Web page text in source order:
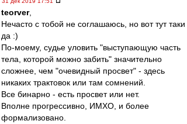
teorver,
Нечасто с тобой не соглашаюсь, но вот тут таки
да :)
По-моему, судье уловить "выступающую часть
тела, которой можно забить" значительно
сложнее, чем "очевидный просвет" - здесь
никаких трактовок или там сомнений.
Все бинарно - есть просвет или нет.
Вполне прогрессивно, ИМХО, и более
формализовано.